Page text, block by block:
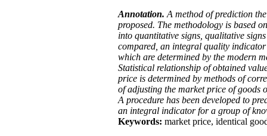
Annotation. A method of prediction
proposed. The methodology is based
into quantitative signs, qualitative
compared, an integral quality
which are determined by the modern
Statistical relationship of obtained
price is determined by methods of
of adjusting the market price of goods
A procedure has been developed to
an integral indicator for a group of
Keywords: market price, identical